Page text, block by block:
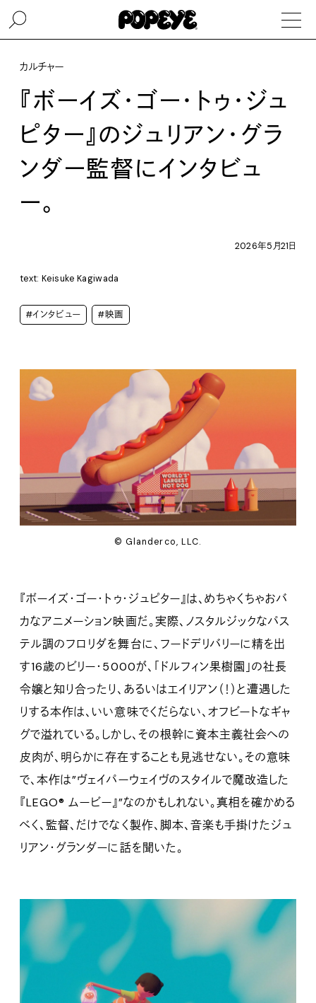
カルチャー
『ボーイズ・ゴー・トゥ・ジュ
ピター』のジュリアン・グラ
ンダー監督にインタビュ
ー。
2026年5月21日
text: Keisuke Kagiwada
#インタビュー #映画
© Glanderco, LLC.
『ボーイズ・ゴー・トゥ・ジュピター』は、めちゃくちゃおバ
カなアニメーション映画だ。実際、ノスタルジックなパス
テル調のフロリダを舞台に、フードデリバリーに精を出
す16歳のビリー・5000が、「ドルフィン果樹園」の社長
令嬢と知り合ったり、あるいはエイリアン（！）と遭遇した
りする本作は、いい意味でくだらない、オフビートなギャ
グで溢れている。しかし、その根幹に資本主義社会への
皮肉が、明らかに存在することも見逃せない。その意味
で、本作は”ヴェイパーウェイヴのスタイルで魔改造した
『LEGO® ムービー』”なのかもしれない。真相を確かめる
べく、監督、だけでなく製作、脚本、音楽も手掛けたジュ
リアン・グランダーに話を聞いた。